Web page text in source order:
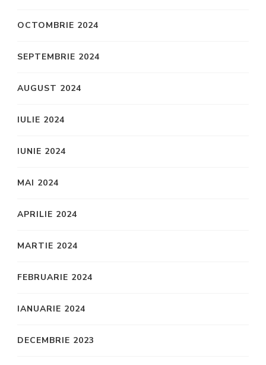
OCTOMBRIE 2024
SEPTEMBRIE 2024
AUGUST 2024
IULIE 2024
IUNIE 2024
MAI 2024
APRILIE 2024
MARTIE 2024
FEBRUARIE 2024
IANUARIE 2024
DECEMBRIE 2023